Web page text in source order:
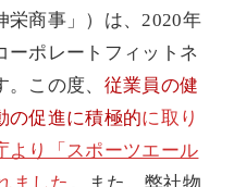
栄商事」）は、2020年
ーポレートフィットネ
この度、 従業員の健
の促進に積極的に取り
より「スポーツエール